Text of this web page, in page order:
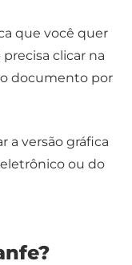
que você quer
clicar na
documento por
a versão gráfica
ou do